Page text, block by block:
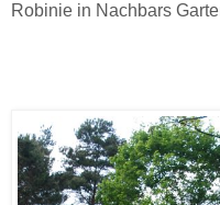
Robinie in Nachbars